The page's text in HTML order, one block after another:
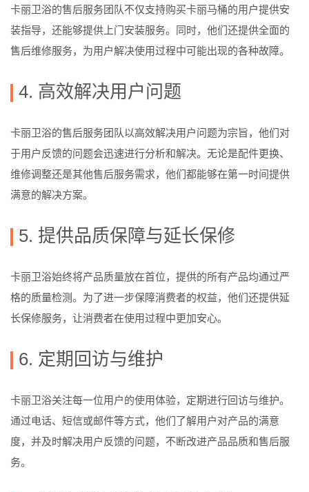
卡丽卫浴的售后服务团队不仅支持购买卡丽马桶的用户提供安
装指导，还能够提供上门安装服务。同时，他们还提供全面的
售后维修服务，为用户解决使用过程中可能出现的各种故障。
4. 高效解决用户问题
卡丽卫浴的售后服务团队以高效解决用户问题为宗旨，他们对
于用户反馈的问题会迅速进行分析和解决。无论是配件更换、
维修调整还是其他售后服务需求，他们都能够在第一时间提供
满意的解决方案。
5. 提供品质保障与延长保修
卡丽卫浴始终将产品质量放在首位，提供的所有产品均通过严
格的质量检测。为了进一步保障消费者的权益，他们还提供延
长保修服务，让消费者在使用过程中更加安心。
6. 定期回访与维护
卡丽卫浴关注每一位用户的使用体验，定期进行回访与维护。
通过电话、短信或邮件等方式，他们了解用户对产品的满意
度，并及时解决用户反馈的问题，不断改进产品品质和售后服
务。